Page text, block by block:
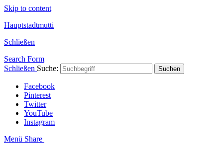
Skip to content
Hauptstadtmutti
Schließen
Search Form
Schließen Suche: Suchen
Facebook
Pinterest
Twitter
YouTube
Instagram
Menü Share